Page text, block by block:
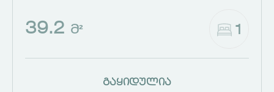
39.2 Მ² 1
გაყიდულია